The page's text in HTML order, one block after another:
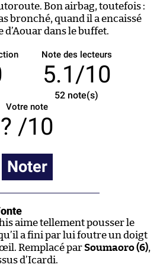
Bon airbag, toutefois :
bronché, quand il a encaissé
d’Aouar dans le buffet.
Note des lecteurs
5.1/10
52 note(s)
Votre note
/10
Noter
aime tellement pousser le
a fini par lui foutre un doigt
Remplacé par Soumaoro (6),
d’Icardi.